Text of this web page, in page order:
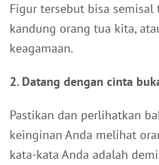
Figur tersebut bisa semisal
kandung orang tua kita,
keagamaan.
2. Datang dengan cinta
Pastikan dan perlihatkan
keinginan Anda melihat
kata-kata Anda adalah